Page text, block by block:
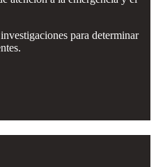
para determinar